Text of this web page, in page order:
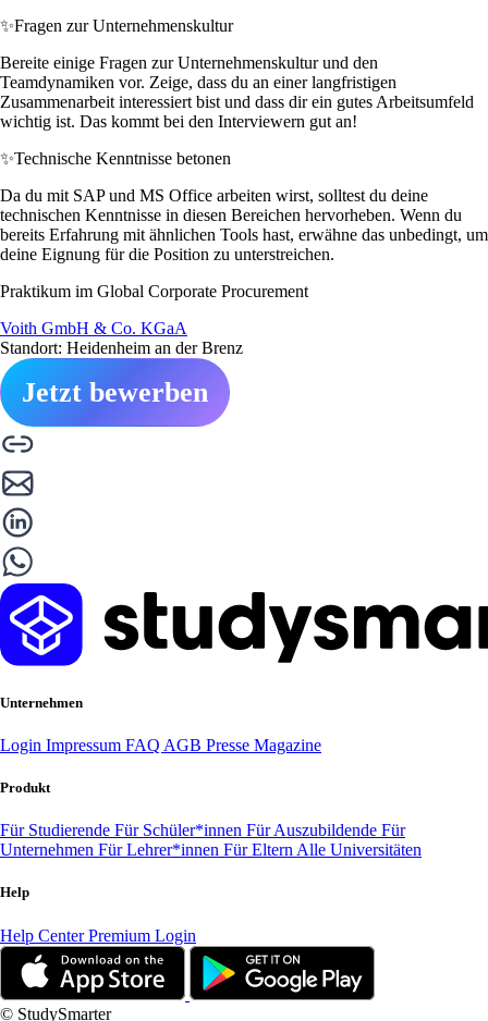
✨Fragen zur Unternehmenskultur
Bereite einige Fragen zur Unternehmenskultur und den
Teamdynamiken vor. Zeige, dass du an einer langfristigen
Zusammenarbeit interessiert bist und dass dir ein gutes Arbeitsumfeld
wichtig ist. Das kommt bei den Interviewern gut an!
✨Technische Kenntnisse betonen
Da du mit SAP und MS Office arbeiten wirst, solltest du deine
technischen Kenntnisse in diesen Bereichen hervorheben. Wenn du
bereits Erfahrung mit ähnlichen Tools hast, erwähne das unbedingt, um
deine Eignung für die Position zu unterstreichen.
Praktikum im Global Corporate Procurement
Voith GmbH & Co. KGaA
Standort: Heidenheim an der Brenz
Jetzt bewerben
Unternehmen
Login Impressum FAQ AGB Presse Magazine
Produkt
Für Studierende Für Schüler*innen Für Auszubildende Für
Unternehmen Für Lehrer*innen Für Eltern Alle Universitäten
Help
Help CenterPremium Login
© StudySmarter